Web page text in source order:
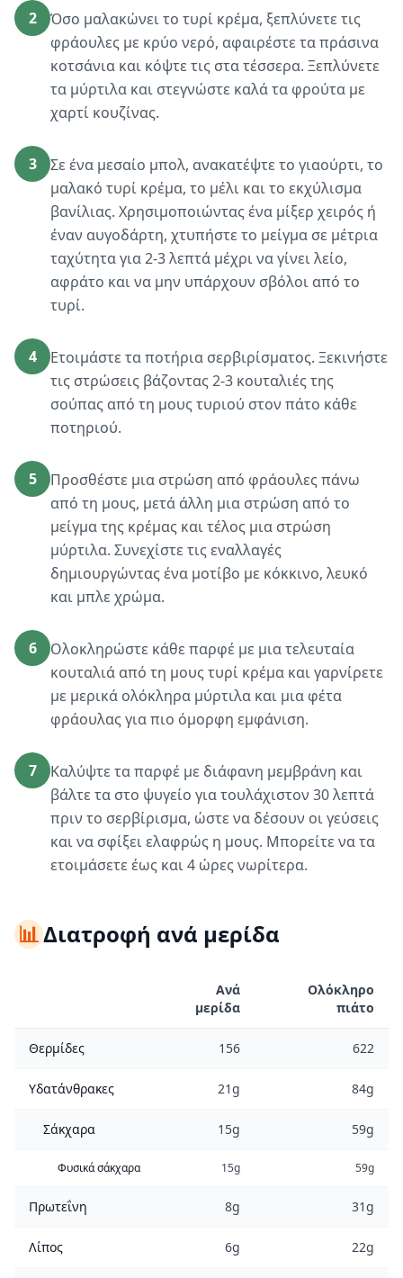
2
Όσο μαλακώνει το τυρί κρέμα, ξεπλύνετε τις
φράουλες με κρύο νερό, αφαιρέστε τα πράσινα
κοτσάνια και κόψτε τις στα τέσσερα. Ξεπλύνετε
τα μύρτιλα και στεγνώστε καλά τα φρούτα με
χαρτί κουζίνας.
3
Σε ένα μεσαίο μπολ, ανακατέψτε το γιαούρτι, το
μαλακό τυρί κρέμα, το μέλι και το εκχύλισμα
βανίλιας. Χρησιμοποιώντας ένα μίξερ χειρός ή
έναν αυγοδάρτη, χτυπήστε το μείγμα σε μέτρια
ταχύτητα για 2-3 λεπτά μέχρι να γίνει λείο,
αφράτο και να μην υπάρχουν σβόλοι από το
τυρί.
4
Ετοιμάστε τα ποτήρια σερβιρίσματος. Ξεκινήστε
τις στρώσεις βάζοντας 2-3 κουταλιές της
σούπας από τη μους τυριού στον πάτο κάθε
ποτηριού.
5
Προσθέστε μια στρώση από φράουλες πάνω
από τη μους, μετά άλλη μια στρώση από το
μείγμα της κρέμας και τέλος μια στρώση
μύρτιλα. Συνεχίστε τις εναλλαγές
δημιουργώντας ένα μοτίβο με κόκκινο, λευκό
και μπλε χρώμα.
6
Ολοκληρώστε κάθε παρφέ με μια τελευταία
κουταλιά από τη μους τυρί κρέμα και γαρνίρετε
με μερικά ολόκληρα μύρτιλα και μια φέτα
φράουλας για πιο όμορφη εμφάνιση.
7
Καλύψτε τα παρφέ με διάφανη μεμβράνη και
βάλτε τα στο ψυγείο για τουλάχιστον 30 λεπτά
πριν το σερβίρισμα, ώστε να δέσουν οι γεύσεις
και να σφίξει ελαφρώς η μους. Μπορείτε να τα
ετοιμάσετε έως και 4 ώρες νωρίτερα.
📊Διατροφή ανά μερίδα
Ανά
μερίδα
Ολόκληρο
πιάτο
Θερμίδες 156 622
Υδατάνθρακες 21g 84g
Σάκχαρα 15g 59g
Φυσικά σάκχαρα 15g 59g
Πρωτεΐνη 8g 31g
Λίπος 6g 22g